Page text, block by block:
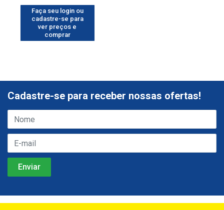
Faça seu login ou
cadastre-se para
ver preços e
comprar
Cadastre-se para receber nossas ofertas!